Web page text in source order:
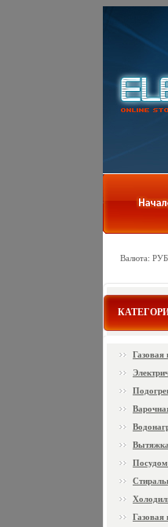
Валюта: РУБ
Газовая
Вытяжка
Газовая